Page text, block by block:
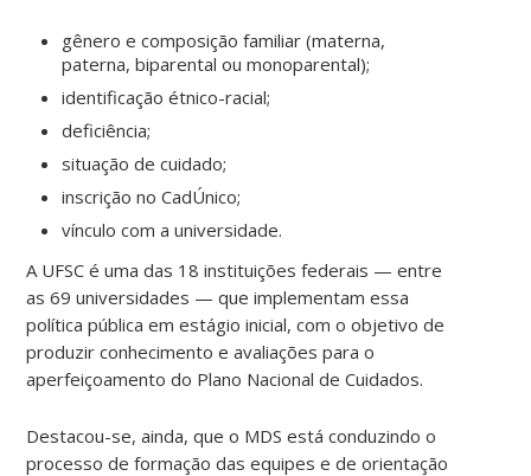
gênero e composição familiar (materna,
paterna, biparental ou monoparental);
identificação étnico-racial;
deficiência;
situação de cuidado;
inscrição no CadÚnico;
vínculo com a universidade.
A UFSC é uma das 18 instituições federais — entre
as 69 universidades — que implementam essa
política pública em estágio inicial, com o objetivo de
produzir conhecimento e avaliações para o
aperfeiçoamento do Plano Nacional de Cuidados.
Destacou-se, ainda, que o MDS está conduzindo o
processo de formação das equipes e de orientação